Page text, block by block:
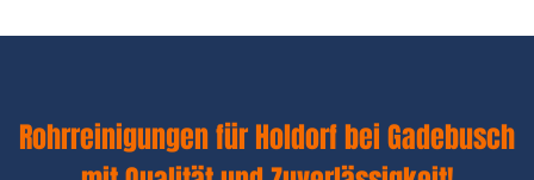
Rohrreinigungen für Holdorf bei Gadebusch